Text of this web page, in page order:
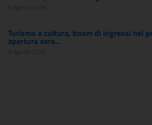
5 Agosto 2026
Turismo e cultura, boom di ingressi nel
apertura sera...
3 Agosto 2026